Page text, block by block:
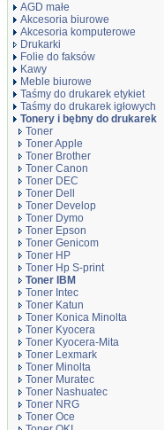
AGD małe
Akcesoria biurowe
Akcesoria komputerowe
Drukarki
Folie do faksów
Kawy
Meble biurowe
Taśmy do drukarek etykiet
Taśmy do drukarek igłowych
Tonery i bębny do drukarek
Toner
Toner Apple
Toner Brother
Toner Canon
Toner DEC
Toner Dell
Toner Develop
Toner Dymo
Toner Epson
Toner Genicom
Toner HP
Toner Hp S-print
Toner IBM
Toner Intec
Toner Katun
Toner Konica Minolta
Toner Kyocera
Toner Kyocera-Mita
Toner Lexmark
Toner Minolta
Toner Muratec
Toner Nashuatec
Toner NRG
Toner Oce